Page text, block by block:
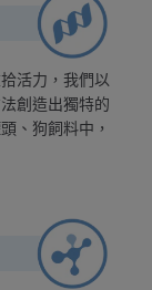
活力，我們以
創造出獨特的
、狗飼料中，